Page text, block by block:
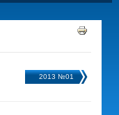
2013 №01